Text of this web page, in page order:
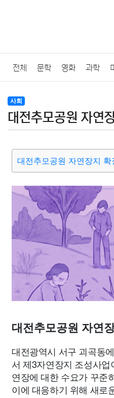
전체 문학 영화 과학
법률
질병 가요 방송 일상
결혼 육아 반려동물 패션
대출 자동차 취미 여행
종교 정치 건강
부동산 외국어 교육 교통
사회
대전추모공원 자연
대전추모공원 자연장지 확
대전추모공원 자연
대전광역시 서구 괴곡동
서 제3자연장지 조성사
연장에 대한 수요가 꾸준
이에 대응하기 위해 새로